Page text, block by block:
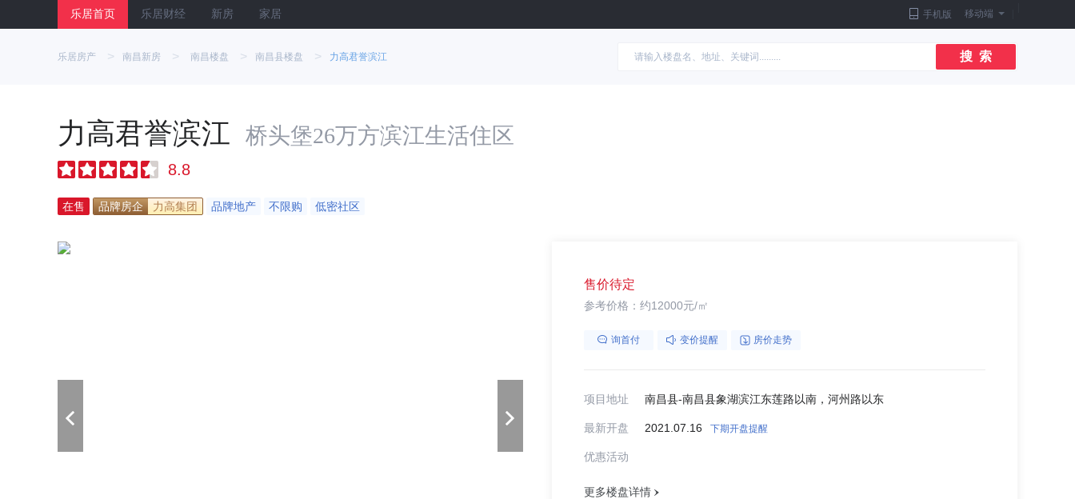
乐居首页 乐居财经 新房 家居 手机版 移动端
乐居房产 > 南昌新房 > 南昌楼盘 > 南昌县楼盘 > 力高君誉滨江 搜 索
力高君誉滨江 桥头堡26万方滨江生活住区
8.8
在售 品牌房企 力高集团 品牌地产 不限购 低密社区
售价待定
参考价格：约12000元/㎡
询首付 变价提醒 房价走势
项目地址 南昌县-南昌县象湖滨江东莲路以南，河州路以东
最新开盘 2021.07.16 下期开盘提醒
优惠活动
更多楼盘详情